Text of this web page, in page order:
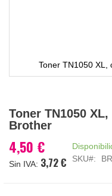
Toner TN1050 XL,
al
comienzo
la
galería
Toner TN1050
Brother
4,50 €
3,72 €
SKU